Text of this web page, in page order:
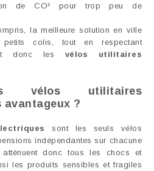
de CO² pour trop peu de
la meilleure solution en ville
colis, tout en respectant
donc les vélos utilitaires
vélos utilitaires
?
sont les seuls vélos
indépendantes sur chacune
donc tous les chocs et
les produits sensibles et fragiles